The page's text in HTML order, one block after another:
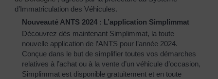
d’Immatriculation des Véhicules.
Nouveauté ANTS 2024 : L’application Simplimmat
Découvrez dès maintenant Simplimmat, la toute
nouvelle application de l’ANTS pour l’année 2024.
Conçue dans le but de simplifier toutes vos démarches
relatives à l’achat ou à la vente d’un véhicule d’occasion,
Simplimmat est disponible gratuitement et en toute